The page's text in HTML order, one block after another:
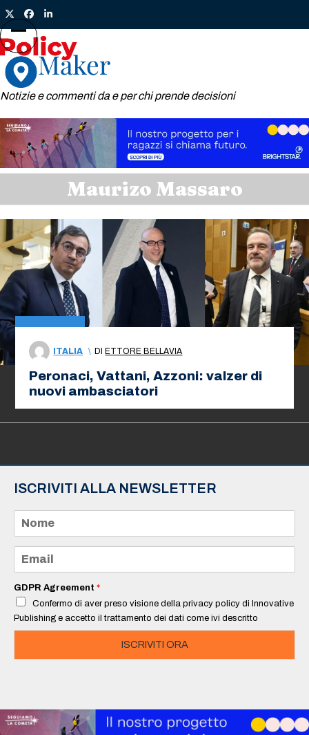
Skip
to
content
TwitterFacebook
LinkedIn
Notizie e commenti da e per chi prende decisioni
Open
mobile
menu
Close
mobile
menu
Maurizo Massaro
ITALIA \ DIETTORE BELLAVIA
Peronaci, Vattani, Azzoni: valzer di
nuovi ambasciatori
ISCRIVITI ALLA NEWSLETTER
m
e
a
i
*
GDPR Agreement *
Confermo di aver preso visione della privacy policy di Innovative
Publishing e accetto il trattamento dei dati come ivi descritto
ISCRIVITI ORA